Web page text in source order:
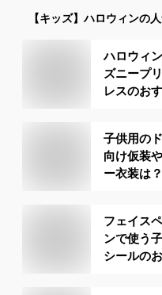
【キッズ】ハロウィンの
ハロウィ
ズニープ
レスのお
子供用の
向け仮装
ー衣装は？
フェイス
ンで使う
シールの